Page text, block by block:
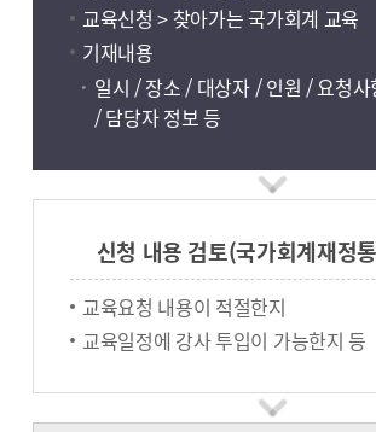
교육신청 > 찾아가는 국가회계 교육
기재내용
일시 / 장소 / 대상자 / 인원 / 요청사
/ 담당자 정보 등
신청 내용 검토(국가회계재정
교육요청 내용이 적절한지
교육일정에 강사 투입이 가능한지 등